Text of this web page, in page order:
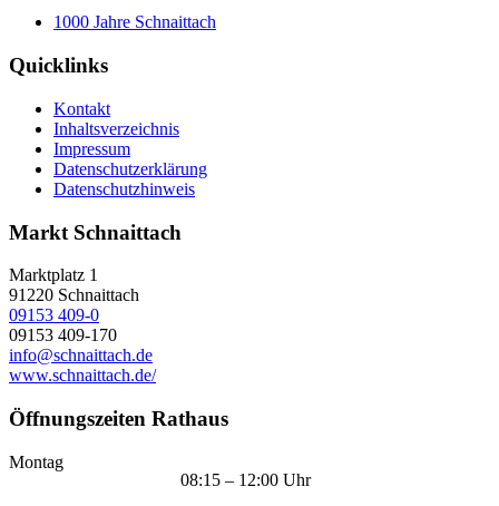
1000 Jahre Schnaittach
Quicklinks
Kontakt
Inhaltsverzeichnis
Impressum
Datenschutzerklärung
Datenschutzhinweis
Markt Schnaittach
Marktplatz 1
91220 Schnaittach
09153 409-0
09153 409-170
info@schnaittach.de
www.schnaittach.de/
Öffnungszeiten Rathaus
Montag
08:15 – 12:00 Uhr